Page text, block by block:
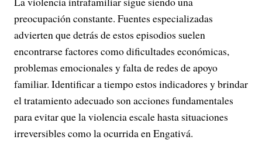
preocupación constante. Fuentes especializadas
advierten que detrás de estos episodios suelen
encontrarse factores como dificultades económicas,
problemas emocionales y falta de redes de apoyo
familiar. Identificar a tiempo estos indicadores y brindar
el tratamiento adecuado son acciones fundamentales
para evitar que la violencia escale hasta situaciones
irreversibles como la ocurrida en Engativá.